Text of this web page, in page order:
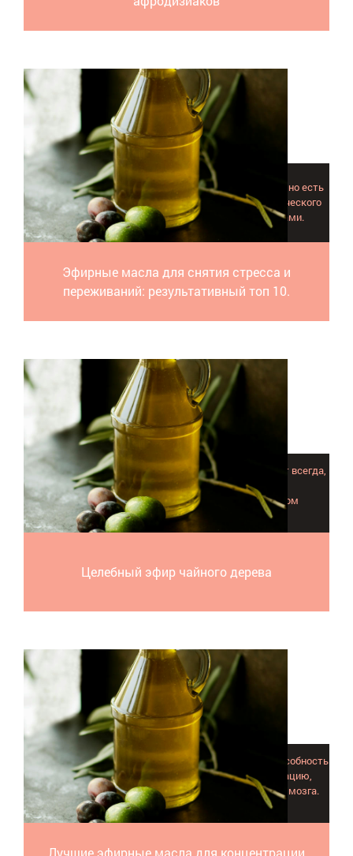
Эфирные масла для снятия стресса и
переживаний: результативный топ 10.
Стресс. Само собой такое состояние проходит редко, но есть
простой и полезный способ избавиться от психологического
дискомфорта - это процедуры с эфирными маслами.
Целебный эфир чайного дерева
Эфир чайного дерева в списке целебных присутствует всегда,
но пользу он приносит, когда его применяют в
рекомендованных случаях, пропорциях и с учетом
противопоказаний.
Лучшие эфирные масла для концентрации
Ученые давно говорят о воздействии ароматов на способность
человека концентрироваться, запоминать информацию,
многократно увеличивать когнитивные способности мозга.
Каких именно? Читайте в статье.